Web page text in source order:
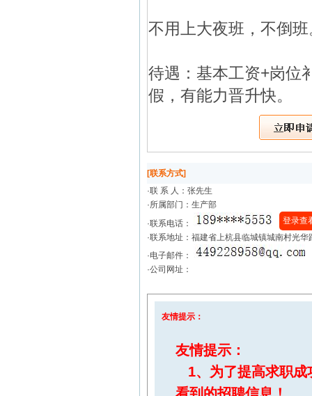
不用上大夜班，不倒班
待遇：基本工资+岗位
假，有能力晋升快。
[联系方式]
·联 系 人： 张先生
·所属部门：生产部
·联系电话：
登录查
·联系地址：福建省上杭县临城镇城南村光华
·电子邮件：
·公司网址：
友情提示：
友情提示：
1、为了提高求职成